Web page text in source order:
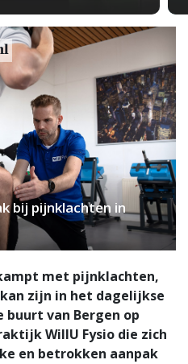
bij pijnklachten in
kampt met pijnklachten,
zijn in het dagelijkse
buurt van Bergen op
WillU Fysio die zich
en betrokken aanpak